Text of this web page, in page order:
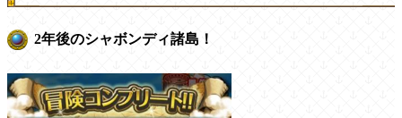
2年後のシャボンディ諸島！